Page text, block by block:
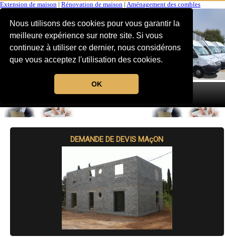
Nous utilisons des cookies pour vous garantir la
meilleure expérience sur notre site. Si vous
continuez à utiliser ce dernier, nous considérons
que vous acceptez l'utilisation des cookies.
OK
Extension de maison Rénovation de maison Aménagement des combles
MENU
DEMANDE DE DEVIS MAçON